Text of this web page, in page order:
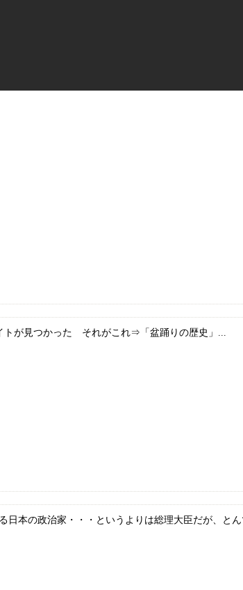
トが見つかった それがこれ⇒「盆踊りの歴史」...
本の政治家・・・というよりは総理大臣だが、とん